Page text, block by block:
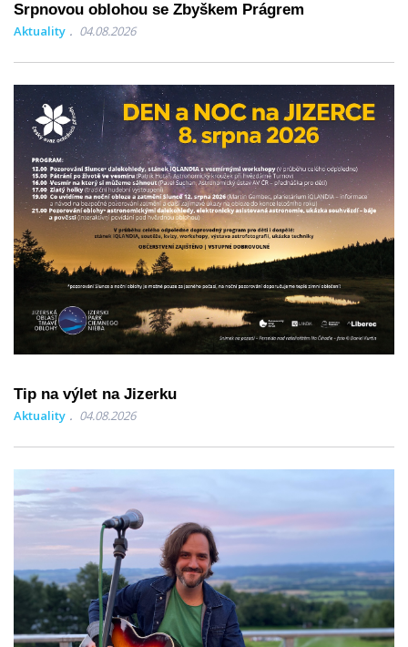
Srpnovou oblohou se Zbyškem Prágrem
Aktuality 04.08.2026
Tip na výlet na Jizerku
Aktuality 04.08.2026